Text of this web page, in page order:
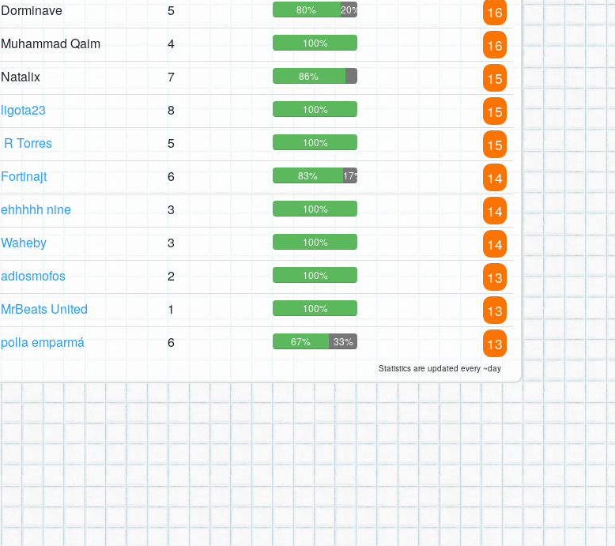
Dorminave 5 80% 20% 16
Muhammad Qaim 4 100% 16
Natalix 7 86% 15
ligota23 8 100% 15
R Torres 5 100% 15
Fortinajt 6 83% 17% 14
ehhhhh nine 3 100% 14
Waheby 3 100% 14
adiosmofos 2 100% 13
MrBeats United 1 100% 13
polla emparmá 6 67% 33% 13
Statistics are updated every ~day